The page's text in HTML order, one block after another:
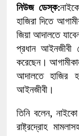
নিউজ ডেস্ক:
হাজিরা দিতে
জিয়া আদালতে
প্রধান আইনজীবী
করেছেন।
আদালতে হাজির
আইনজীবী।
তিনি বলেন,
রাষ্ট্রদ্রোহ